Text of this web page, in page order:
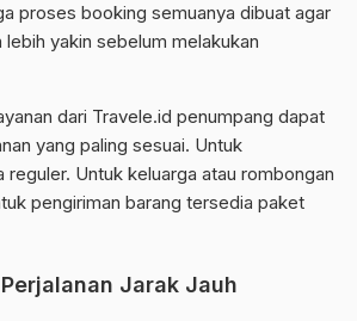
proses booking semuanya dibuat agar
yakin sebelum melakukan
dari Travele.id penumpang dapat
yang paling sesuai. Untuk
Untuk keluarga atau rombongan
pengiriman barang tersedia paket
Jarak Jauh